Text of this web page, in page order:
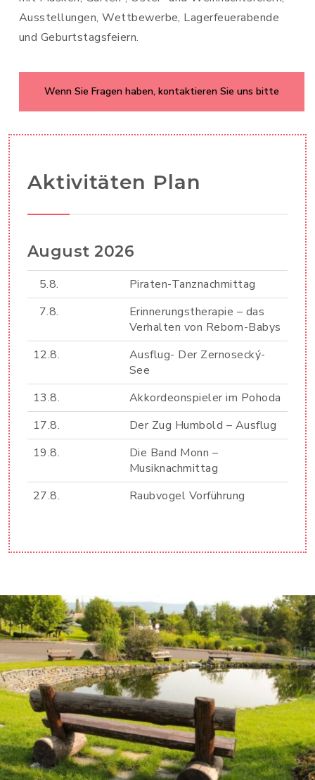
Ausstellungen, Wettbewerbe, Lagerfeuerabende
und Geburtstagsfeiern.
Wenn Sie Fragen haben, kontaktieren Sie uns bitte
Aktivitäten Plan
August 2026
5.8.
Piraten-Tanznachmittag
7.8.
Erinnerungstherapie – das
Verhalten von Reborn-Babys
12.8.
Ausflug- Der Zernosecký-
See
13.8.
Akkordeonspieler im Pohoda
17.8.
Der Zug Humbold – Ausflug
19.8.
Die Band Monn –
Musiknachmittag
27.8.
Raubvogel Vorführung